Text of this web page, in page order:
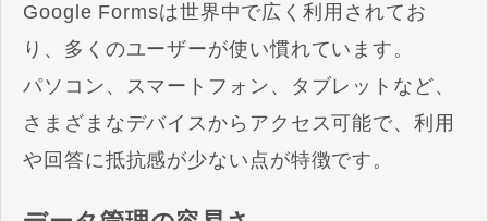
Google Formsは世界中で広く利用されてお
り、多くのユーザーが使い慣れています。
パソコン、スマートフォン、タブレットなど、
さまざまなデバイスからアクセス可能で、利用
や回答に抵抗感が少ない点が特徴です。